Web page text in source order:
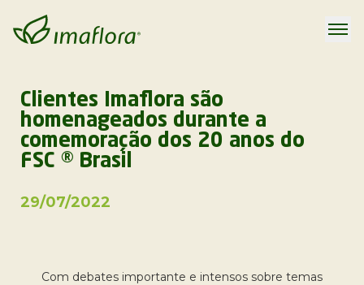
Clientes Imaflora são
homenageados durante a
comemoração dos 20 anos do
FSC ® Brasil
29/07/2022
Com debates importante e intensos sobre temas